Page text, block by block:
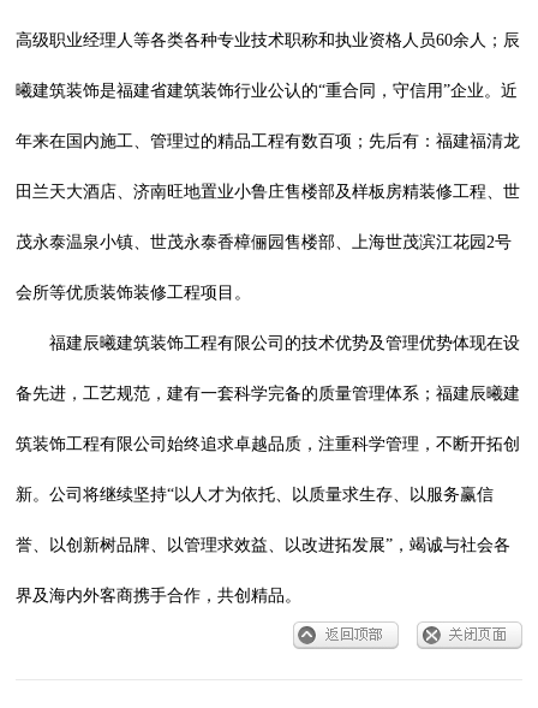
高级职业经理人等各类各种专业技术职称和执业资格人员60余人；辰
曦建筑装饰是福建省建筑装饰行业公认的“重合同，守信用”企业。近
年来在国内施工、管理过的精品工程有数百项；先后有：福建福清龙
田兰天大酒店、济南旺地置业小鲁庄售楼部及样板房精装修工程、世
茂永泰温泉小镇、世茂永泰香樟俪园售楼部、上海世茂滨江花园2号
会所等优质装饰装修工程项目。
福建辰曦建筑装饰工程有限公司的技术优势及管理优势体现在设
备先进，工艺规范，建有一套科学完备的质量管理体系；福建辰曦建
筑装饰工程有限公司始终追求卓越品质，注重科学管理，不断开拓创
新。公司将继续坚持“以人才为依托、以质量求生存、以服务赢信
誉、以创新树品牌、以管理求效益、以改进拓发展”，竭诚与社会各
界及海内外客商携手合作，共创精品。